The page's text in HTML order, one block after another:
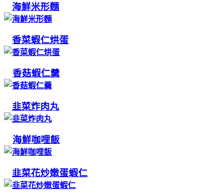
海鮮米形麵
香菜蝦仁烘蛋
香菇蝦仁羹
韭菜炸肉丸
海鮮咖哩飯
韭菜花炒嫩蛋蝦仁